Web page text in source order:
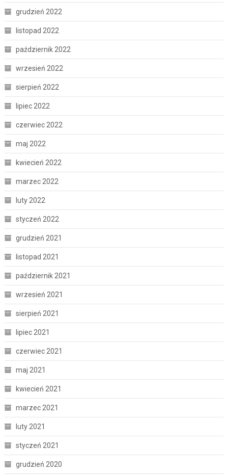
grudzień 2022
listopad 2022
październik 2022
wrzesień 2022
sierpień 2022
lipiec 2022
czerwiec 2022
maj 2022
kwiecień 2022
marzec 2022
luty 2022
styczeń 2022
grudzień 2021
listopad 2021
październik 2021
wrzesień 2021
sierpień 2021
lipiec 2021
czerwiec 2021
maj 2021
kwiecień 2021
marzec 2021
luty 2021
styczeń 2021
grudzień 2020